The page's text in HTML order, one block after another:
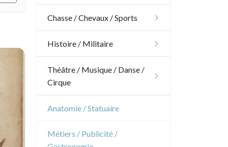
Architecture
Architecture d'intérieur
Chasse / Chevaux / Sports
Chasse
Sports
Histoire / Militaire
Militaire
Napoléon et Empire
Théâtre / Musique / Danse /
Cirque
Théâtre
Anatomie / Statuaire
Métiers / Publicité /